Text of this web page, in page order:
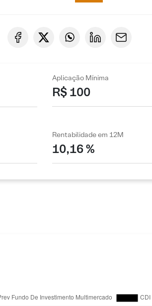
Aplicação Mínima
R$ 100
Rentabilidade em 12M
10,16 %